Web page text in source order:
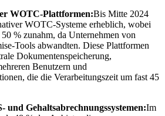
WOTC-Plattformen:Bis Mitte 2024
WOTC-Systeme erheblich, wobei
% zunahm, da Unternehmen von
Tools abwandten. Diese Plattformen
Dokumentenspeicherung,
Benutzern und
die die Verarbeitungszeit um fast 45
und Gehaltsabrechnungssystemen:Im